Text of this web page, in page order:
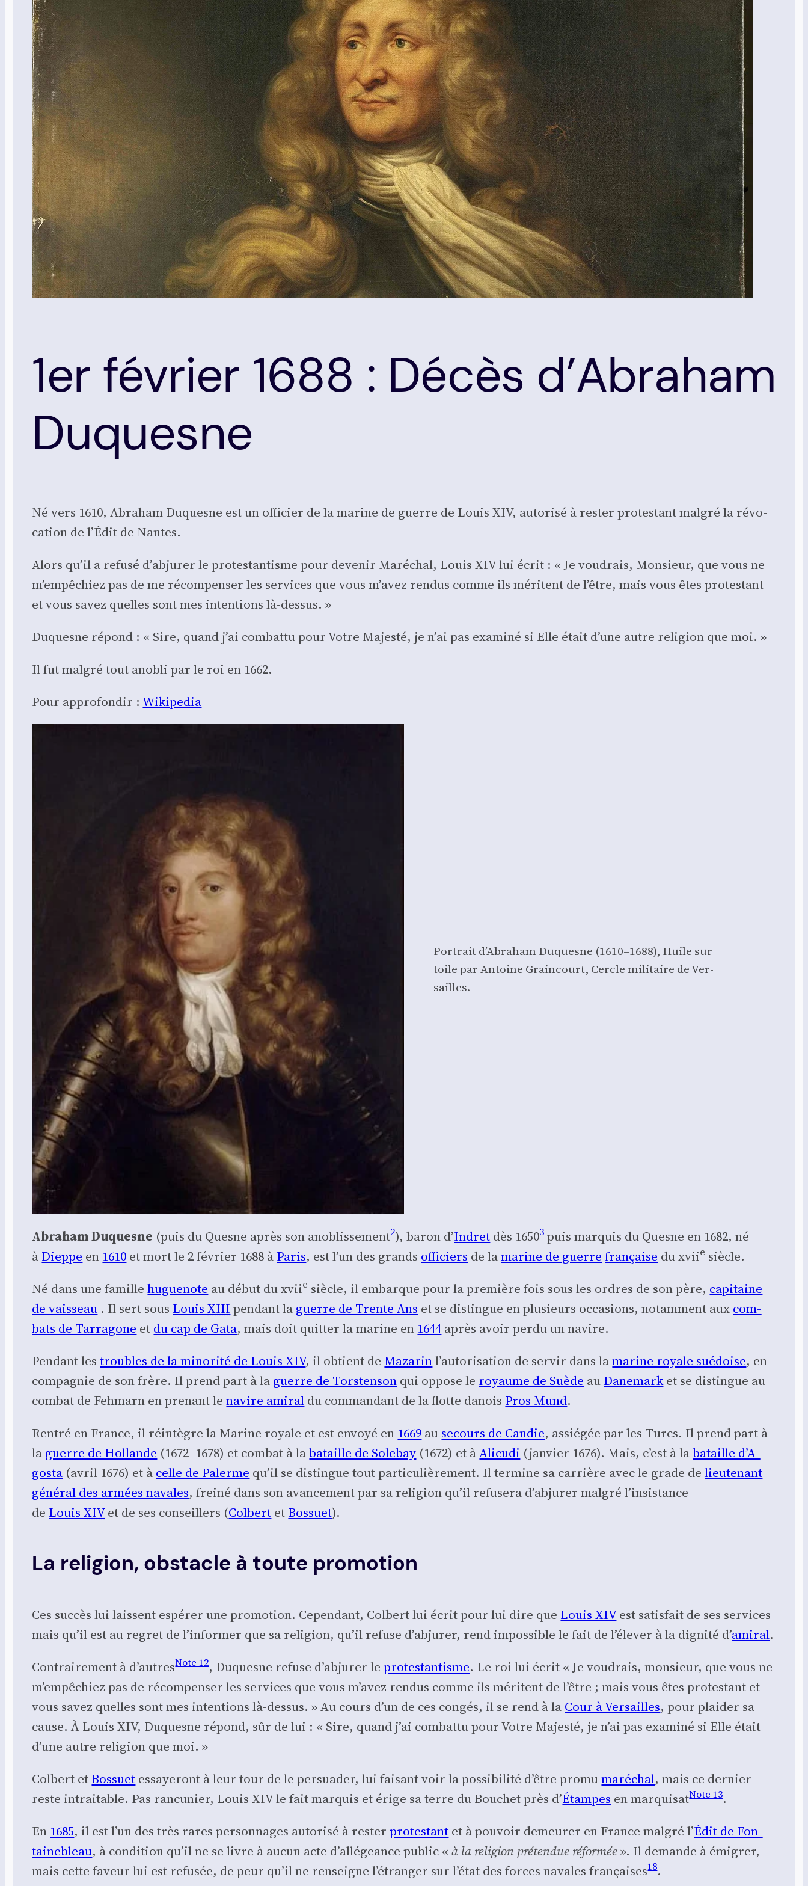
1er février 1688 : Décès d’Abraham
Duquesne
Né vers 1610, Abra­ham Duquesne est un offi­cier de la marine de guerre de Louis XIV, auto­ri­sé à res­ter pro­tes­tant mal­gré la révo­
ca­tion de l’Édit de Nantes.
Alors qu’il a refu­sé d’abjurer le pro­tes­tan­tisme pour deve­nir Maré­chal, Louis XIV lui écrit : « Je vou­drais, Mon­sieur, que vous ne
m’empêchiez pas de me récom­pen­ser les ser­vices que vous m’avez ren­dus comme ils méritent de l’être, mais vous êtes pro­tes­tant
et vous savez quelles sont mes inten­tions là-des­sus. »
Duquesne répond : « Sire, quand j’ai com­bat­tu pour Votre Majes­té, je n’ai pas exa­mi­né si Elle était d’une autre reli­gion que moi. »
Il fut mal­gré tout ano­bli par le roi en 1662.
Pour appro­fon­dir :Wiki­pe­dia
Por­trait d’A­bra­ham Duquesne (1610–1688), Huile sur
toile par Antoine Grain­court, Cercle mili­taire de Ver­
sailles.
Abra­ham Duquesne (puis du Quesne après son ano­blis­se­ment2), baron d’Indret dès 16503puis mar­quis du Quesne en 1682, né
à Dieppe en 1610 et mort le 2 février 1688 à Paris, est l’un des grands offi­ciers de lamarine de guerre fran­çaise du xviie siècle.
Né dans une famillehugue­note au début du xviie siècle, il embarque pour la pre­mière fois sous les ordres de son père, capi­taine
de vais­seau . Il sert sous LouisXIII pen­dant la guerre de Trente Ans et se dis­tingue en plu­sieurs occa­sions, notam­ment aux com­
bats de Tar­ra­gone et du cap de Gata, mais doit quit­ter la marine en 1644après avoir per­du un navire.
Pen­dant lestroubles de la mino­ri­té de LouisXIV, il obtient de Maza­rinl’au­to­ri­sa­tion de ser­vir dans lamarine royale sué­doise, en
com­pa­gnie de son frère. Il prend part à la guerre de Tors­ten­son qui oppose le royaume de Suède au Dane­market se dis­tingue au
com­bat de Feh­marn en pre­nant lenavire ami­ral du com­man­dant de la flotte danois Pros Mund.
Ren­tré en France, il réin­tègre la Marine royale et est envoyé en 1669 au secours de Can­die, assié­gée par les Turcs. Il prend part à
la guerre de Hol­lande (1672–1678) et com­bat à labataille de Sole­bay (1672) et àAli­cu­di (jan­vier 1676). Mais, c’est à labataille d’A­
gos­ta (avril 1676) et à celle de Palerme qu’il se dis­tingue tout par­ti­cu­liè­re­ment. Il ter­mine sa car­rière avec le grade delieu­te­nant
géné­ral des armées navales, frei­né dans son avan­ce­ment par sa reli­gion qu’il refu­se­ra d’ab­ju­rer mal­gré l’in­sis­tance
de LouisXIVet de ses conseillers (Col­bert et Bos­suet).
La religion, obstacle à toute promotion
Ces suc­cès lui laissent espé­rer une pro­mo­tion. Cepen­dant, Col­bert lui écrit pour lui dire que Louis XIVest satis­fait de ses ser­vices
mais qu’il est au regret de l’in­for­mer que sa reli­gion, qu’il refuse d’ab­ju­rer, rend impos­sible le fait de l’é­le­ver à la digni­té d’ami­ral.
Contrai­re­ment à d’autresNote 12, Duquesne refuse d’ab­ju­rer lepro­tes­tan­tisme. Le roi lui écrit « Je vou­drais, mon­sieur, que vous ne
m’empêchiez pas de récom­pen­ser les ser­vices que vous m’a­vez ren­dus comme ils méritent de l’être ; mais vous êtes pro­tes­tant et
vous savez quelles sont mes inten­tions là-des­sus. » Au cours d’un de ces congés, il se rend à la Cour à Ver­sailles, pour plai­der sa
cause. À Louis XIV, Duquesne répond, sûr de lui : « Sire, quand j’ai com­bat­tu pour Votre Majes­té, je n’ai pas exa­mi­né si Elle était
d’une autre reli­gion que moi. »
Col­bert et Bos­suet essaye­ront à leur tour de le per­sua­der, lui fai­sant voir la pos­si­bi­li­té d’être pro­mumaré­chal, mais ce der­nier
reste intrai­table. Pas ran­cu­nier, Louis XIV le fait mar­quis et érige sa terre du Bou­chet près d’Étampes en mar­qui­satNote 13.
En 1685, il est l’un des très rares per­son­nages auto­ri­sé à res­terpro­tes­tant et à pou­voir demeu­rer en France mal­gré l’Édit de Fon­
tai­ne­bleau, à condi­tion qu’il ne se livre à aucun acte d’al­lé­geance public «à la reli­gion pré­ten­due réfor­mée». Il demande à émi­grer,
mais cette faveur lui est refu­sée, de peur qu’il ne ren­seigne l’é­tran­ger sur l’é­tat des forces navales fran­çaises18.